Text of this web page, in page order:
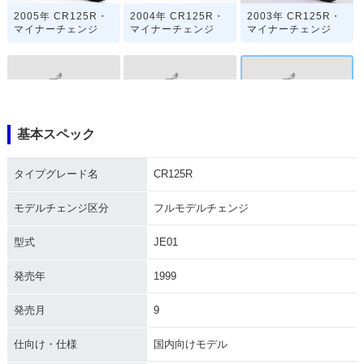
2005年 CR125R・
マイナーチェンジ
2004年 CR125R・
マイナーチェンジ
2003年 CR125R・
マイナーチェンジ
基本スペック
タイプグレード名 CR125R
モデルチェンジ区分 フルモデルチェンジ
型式 JE01
発売年 1999
発売月 9
仕向け・仕様 国内向けモデル